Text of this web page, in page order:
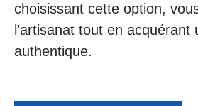
choisissant cette option,
l’artisanat tout en acquérant
authentique.